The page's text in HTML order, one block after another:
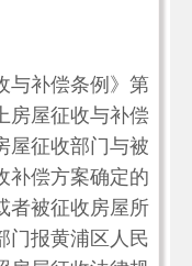
与补偿条例》第
房屋征收与补偿
屋征收部门与被
补偿方案确定的
者被征收房屋所
门报黄浦区人民